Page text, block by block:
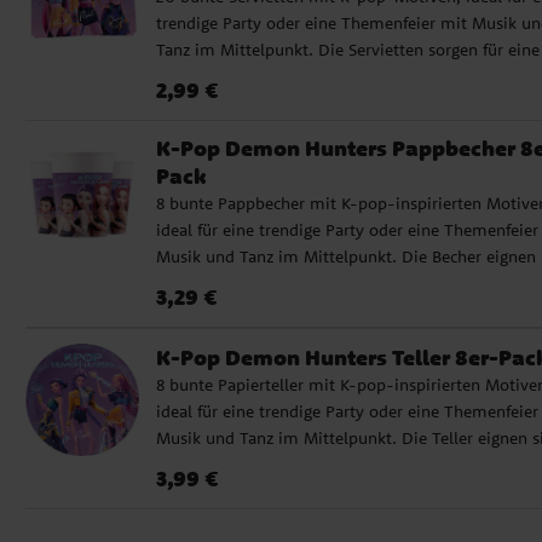
trendige Party oder eine Themenfeier mit Musik
Tanz im Mittelpunkt. Die Servietten sorgen für eine
sind 2-lagig und haben eine Größe von ca. 33 x 33
zertifiziertem Papier, was bedeutet, dass das
aus verantwortungsvoll bewirtschafteten Wäldern
stammt, bei denen Umwelt und Menschen
berücksichtigt werden.
Preis: 2,99 €
2,99 €
K-Pop Demon Hunters Pappbecher
Pack
8 bunte Pappbecher mit K-pop-inspirierten
ideal für eine trendige Party oder eine
Musik und Tanz im Mittelpunkt. Die Becher eignen
moderne und stylische Tischdekoration. Die Becher
bedeutet, dass das Material aus verantwortungsvoll
bewirtschafteten Wäldern stammt, bei denen
die Umwelt als auch die Menschen berücksichtigt
werden. Das Fassungsvermögen beträgt ca. 200 ml.
Preis:3,29 €
3,29 €
K-Pop Demon Hunters Teller 8er-
8 bunte Papierteller mit K-pop-inspirierten
ideal für eine trendige Party oder eine
Musik und Tanz im Mittelpunkt. Die Teller eignen
moderne und stylische Tischdekoration. Die Teller
Preis: 3,99 €
3,99 €